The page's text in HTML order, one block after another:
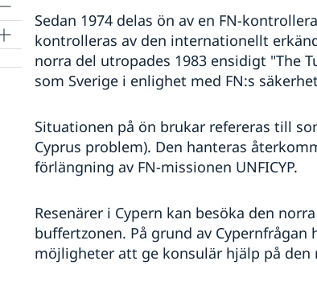
Sedan 1974 delas ön av en FN-
kontrolleras av den internationellt
norra del utropades 1983 ensidigt "The
som Sverige i enlighet med FN:s
Situationen på ön brukar refereras till
Cyprus problem). Den hanteras
förlängning av FN-missionen UNFICYP.
Resenärer i Cypern kan besöka den
buffertzonen. På grund av
möjligheter att ge konsulär hjälp på den